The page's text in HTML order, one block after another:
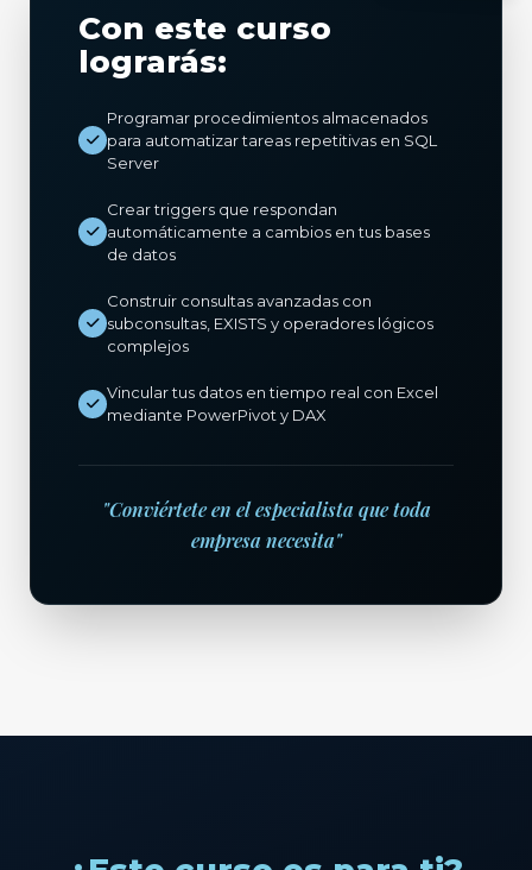
Con este curso
lograrás:
Programar procedimientos almacenados
para automatizar tareas repetitivas en SQL
Server
Crear triggers que respondan
automáticamente a cambios en tus bases
de datos
Construir consultas avanzadas con
subconsultas, EXISTS y operadores lógicos
complejos
Vincular tus datos en tiempo real con Excel
mediante PowerPivot y DAX
"Conviértete en el especialista que toda
empresa necesita"